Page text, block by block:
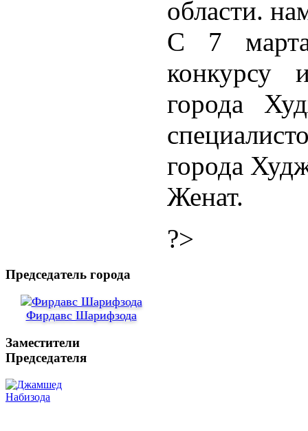
области.
С 7
конкурсу
города
города
Женат.
?>
Председатель города
Фирдавс Шарифзода
Заместители
Председателя